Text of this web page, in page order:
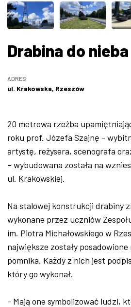
ZDJĘCIA
Drabina do nieba
ADRES:
ul. Krakowska, Rzeszów
20 metrowa rzeźba
roku prof. Józefa Szajnę -
artystę, reżysera, scenografa
– wybudowana została na
ul. Krakowskiej.
Na stalowej konstrukcji drabiny
wykonane przez uczniów
im. Piotra Michałowskiego w
największe zostały
pomnika. Każdy z nich jest
który go wykonał.
- Mają one symbolizować ludzi,